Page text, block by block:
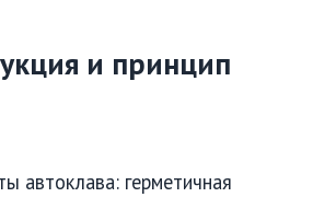
и принцип
автоклава: герметичная